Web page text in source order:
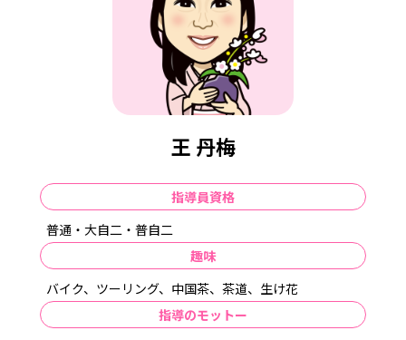
王 丹梅
指導員資格
普通・大自二・普自二
趣味
バイク、ツーリング、中国茶、茶道、生け花
指導のモットー